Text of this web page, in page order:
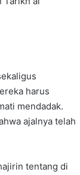
harus
mendadak.
ajalnya telah
tentang di